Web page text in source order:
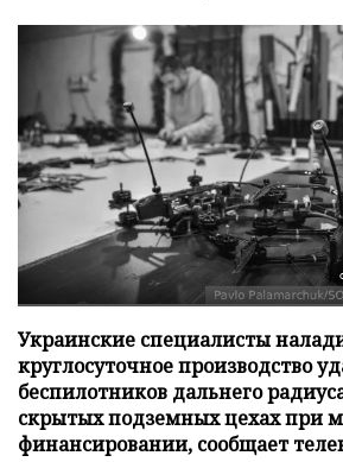
Украинские специалисты
круглосуточное производство
беспилотников дальнего
скрытых подземных цехах при
финансировании, сообщает